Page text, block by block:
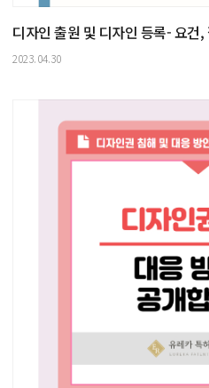
디자인 출원 및 디자인 등록- 요건
2023.04.30